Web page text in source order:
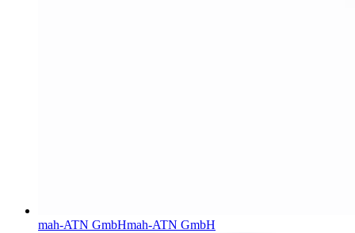
mah-ATN GmbHmah-ATN GmbH